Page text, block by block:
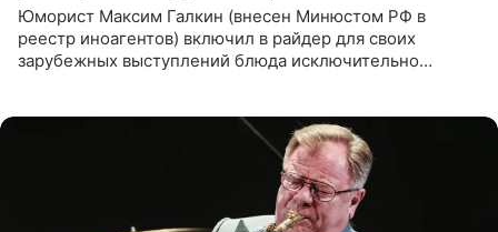
Юморист Максим Галкин (внесен Минюстом РФ в
реестр иноагентов) включил в райдер для своих
зарубежных выступлений блюда исключительно